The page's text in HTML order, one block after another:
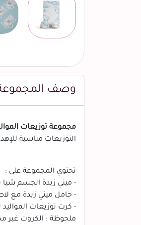
وصف
مجموعة توزيعات
التوزيعات مناسبة
تحتوي المجموعة على :
- ميني زبدة الجسم شيا ( 5 قطع
- حامل ميني زبدة مع لاصق (5 قطع) (
- كرت توزيعات المواليد
ملحوظة : الكروت غير